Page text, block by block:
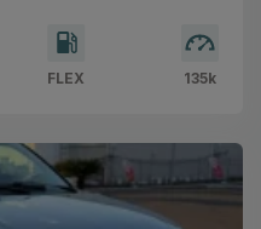
FLEX 135k